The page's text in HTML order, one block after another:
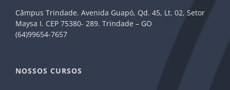
Câmpus Trindade. Avenida Guapó, Qd. 45, Lt. 02, Setor
Maysa I. CEP 75380- 289. Trindade – GO
(64)99654-7657
NOSSOS CURSOS